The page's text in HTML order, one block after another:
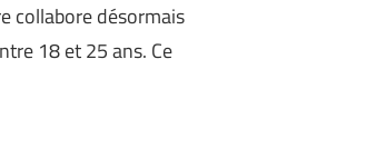
collabore désormais
18 et 25 ans. Ce